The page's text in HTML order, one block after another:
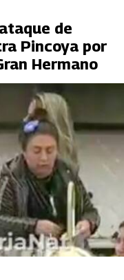
de
Pincoya por
Hermano